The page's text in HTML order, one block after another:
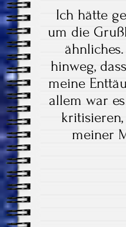
Ich hätte
um die
hinweg,
meine
allem war
meiner